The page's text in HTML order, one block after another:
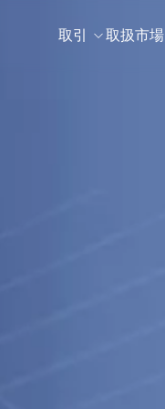
取引 取扱市場